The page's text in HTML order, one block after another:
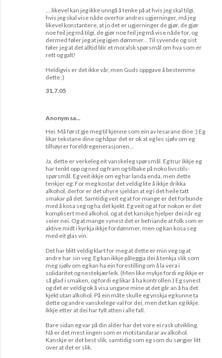
....likevel kan jeg ikke unngå å tenke på at hvis jeg skal tilgi,
hvis jeg skal vise nåde overfor andres ugjerninger, må jeg
likevel konstantere, at jo det er ugjerninger de gjør, de gjør
noe feil jeg må tilgi, de gjør noe feil jeg må vise nåde for, og
dermed føler jeg at jeg igjen dømmer... Til syvende og sist
føler jeg at det alltid blir et moralsk spørsmål om hva som er
rett og galt!
Heldigvis er det ikke vår, men Guds oppgave å bestemme
dette ;)
31.7.05
Anonym sa…
Hei. Må først gje meg til kjenne som ein av lesarane dine :) Eg
likar tekstane dine og håpar det er ok at eg les sjølv om eg
tilhøyrer foreldregenerasjonen...
Ja, dette er verkeleg eit vanskeleg spørsmål. Eg trur ikkje eg
har tenkt opp og ned og fram og tilbake på noko livsstils-
spørsmål. Eg veit ikkje om eg har landa enda, men dette
tenkjer eg: For meg kostar det veldig lite å ikkje drikka
alkohol, derfor er det uhyre sjeldan at eg i det heile tatt
smakar på det. Samtidig veit eg at for mange er det forbunde
med å kosa seg og ha det kjekt. Eg veit og at for nokon er det
komplisert med alkohol, og at det kanskje hjelper dei når eg
seier nei. Og at mange synest det er befriande at folk som er
aktive midt i kyrkja ikkje fordømmer, men og kan kosa seg
med eit glas vin.
Det har blitt veldig klart for meg at dette er min veg og at
andre har sin veg. Eg kan ikkje påleggja dei å tenkja slik som
meg sjølv om eg kan ha ein forestilling om å la vera i
solidaritet og nestekjærleik. (Men like mykje fordi eg ikkje er
så glad i smaken, og fordi eg likar å ha kontrollen.) Eg synest
og det er veldig ok å visa ungane mine at det går an å ha det
kjekt utan alkohol. På ein måte skulle eg ynskja eg kunne ta
dette og andre vanskelege val for dei, men det kan eg ikkje.
Ikkje etter at dei har fylt atten i alle fall.
Bare sidan eg var på din alder har det vore ei rask utvikling.
Nå er det mest iingen som er motstandarar av alkohol.
Kanskje er det best slik, samtidig som eg som du sørgjer litt
over at det er slik.